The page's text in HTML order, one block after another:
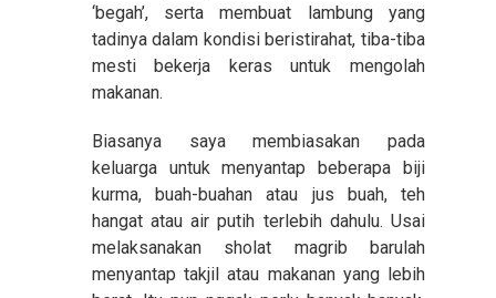
‘begah’, serta membuat lambung yang
tadinya dalam kondisi beristirahat, tiba-tiba
mesti bekerja keras untuk mengolah
makanan.
Biasanya saya membiasakan pada
keluarga untuk menyantap beberapa biji
kurma, buah-buahan atau jus buah, teh
hangat atau air putih terlebih dahulu. Usai
melaksanakan sholat magrib barulah
menyantap takjil atau makanan yang lebih